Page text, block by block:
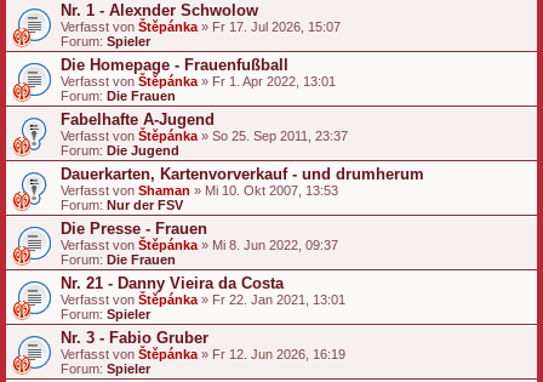
Nr. 1 - Alexnder Schwolow
Verfasst von Štěpánka » Fr 17. Jul 2026, 15:07
Forum: Spieler
Die Homepage - Frauenfußball
Verfasst von Štěpánka » Fr 1. Apr 2022, 13:01
Forum: Die Frauen
Fabelhafte A-Jugend
Verfasst von Štěpánka » So 25. Sep 2011, 23:37
Forum: Die Jugend
Dauerkarten, Kartenvorverkauf - und drumherum
Verfasst von Shaman » Mi 10. Okt 2007, 13:53
Forum: Nur der FSV
Die Presse - Frauen
Verfasst von Štěpánka » Mi 8. Jun 2022, 09:37
Forum: Die Frauen
Nr. 21 - Danny Vieira da Costa
Verfasst von Štěpánka » Fr 22. Jan 2021, 13:01
Forum: Spieler
Nr. 3 - Fabio Gruber
Verfasst von Štěpánka » Fr 12. Jun 2026, 16:19
Forum: Spieler